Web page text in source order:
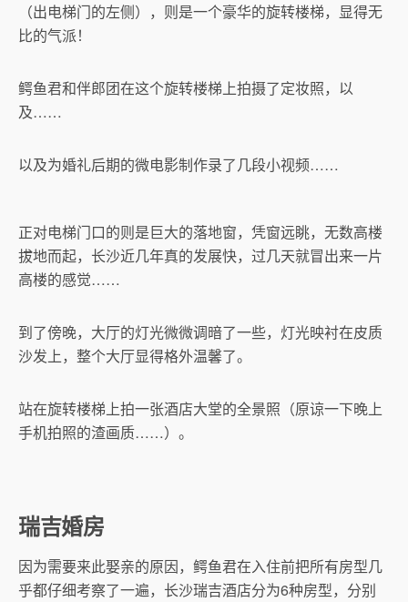
（出电梯门的左侧），则是一个豪华的旋转楼梯，显得无
比的气派！
鳄鱼君和伴郎团在这个旋转楼梯上拍摄了定妆照，以
及……
以及为婚礼后期的微电影制作录了几段小视频……
正对电梯门口的则是巨大的落地窗，凭窗远眺，无数高楼
拔地而起，长沙近几年真的发展快，过几天就冒出来一片
高楼的感觉……
到了傍晚，大厅的灯光微微调暗了一些，灯光映衬在皮质
沙发上，整个大厅显得格外温馨了。
站在旋转楼梯上拍一张酒店大堂的全景照（原谅一下晚上
手机拍照的渣画质……）。
瑞吉婚房
因为需要来此娶亲的原因，鳄鱼君在入住前把所有房型几
乎都仔细考察了一遍，长沙瑞吉酒店分为6种房型，分别